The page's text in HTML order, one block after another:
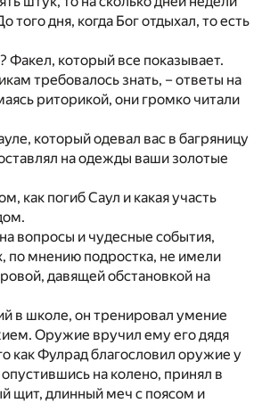
того дня, когда Бог отдыхал, то есть
Факел, который все показывает.
требовалось знать, – ответы на
риторикой, они громко читали
который одевал вас в багряницу
на одежды ваши золотые
как погиб Саул и какая участь
вопросы и чудесные события,
по мнению подростка, не имели
давящей обстановкой на
в школе, он тренировал умение
Оружие вручил ему его дядя
как Фулрад благословил оружие у
на колено, принял в
щит, длинный меч с поясом и